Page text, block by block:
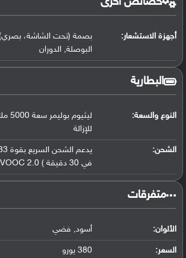
أجهزة الاستشعار:
بصمة (تحت الشاشة، بصري),
البوصلة, الدوران
البطارية
النوع والسعة:
للإزالة
الشحن:
في 30 دقيقة ) SuperVOOC 2.0
‏متفرقات‏
الألوان: أسود, فضي
السعر: 380 يورو